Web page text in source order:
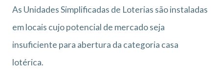
As Unidades Simplificadas de Loterias são instaladas
em locais cujo potencial de mercado seja
insuficiente para abertura da categoria casa
lotérica.